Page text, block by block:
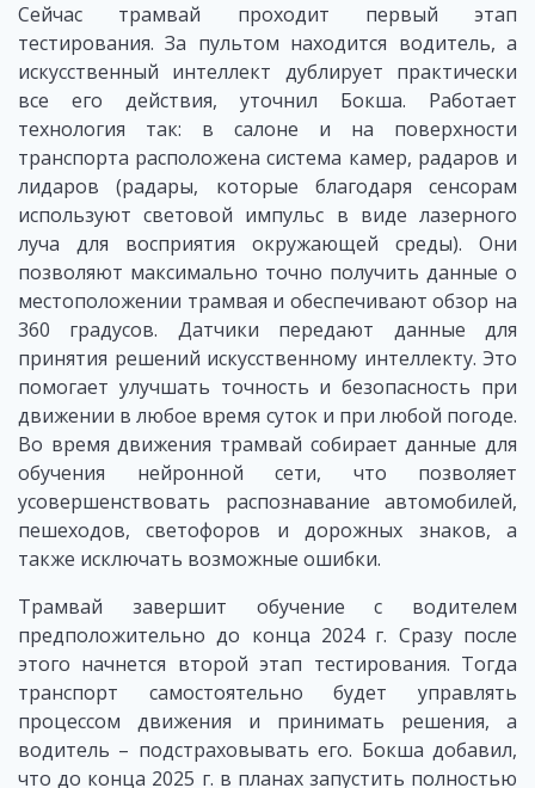
Сейчас трамвай проходит первый этап
тестирования. За пультом находится водитель, а
искусственный интеллект дублирует практически
все его действия, уточнил Бокша. Работает
технология так: в салоне и на поверхности
транспорта расположена система камер, радаров и
лидаров (радары, которые благодаря сенсорам
используют световой импульс в виде лазерного
луча для восприятия окружающей среды). Они
позволяют максимально точно получить данные о
местоположении трамвая и обеспечивают обзор на
360 градусов. Датчики передают данные для
принятия решений искусственному интеллекту. Это
помогает улучшать точность и безопасность при
движении в любое время суток и при любой погоде.
Во время движения трамвай собирает данные для
обучения нейронной сети, что позволяет
усовершенствовать распознавание автомобилей,
пешеходов, светофоров и дорожных знаков, а
также исключать возможные ошибки.
Трамвай завершит обучение с водителем
предположительно до конца 2024 г. Сразу после
этого начнется второй этап тестирования. Тогда
транспорт самостоятельно будет управлять
процессом движения и принимать решения, а
водитель – подстраховывать его. Бокша добавил,
что до конца 2025 г. в планах запустить полностью